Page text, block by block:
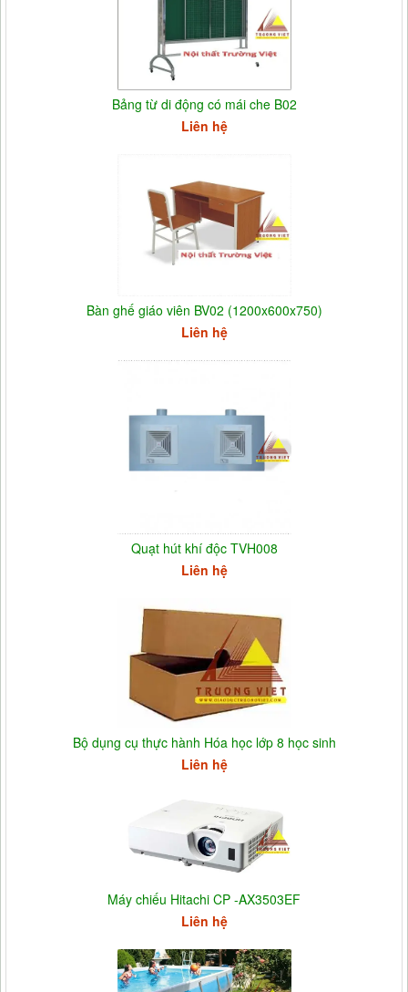
Bảng từ di động có mái che B02
Liên hệ
Bàn ghế giáo viên BV02 (1200x600x750)
Liên hệ
Quạt hút khí độc TVH008
Liên hệ
Bộ dụng cụ thực hành Hóa học lớp 8 học sinh
Liên hệ
Máy chiếu Hitachi CP -AX3503EF
Liên hệ